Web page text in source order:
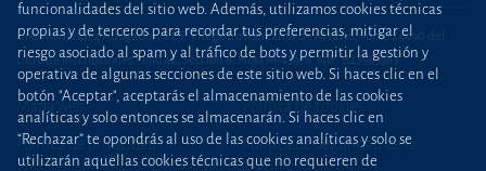
Uría Menéndez Abogados, S.L.P. | Registro Mercantil de Madrid, Tomo 24490 del
Libro de Inscripciones Folio 42, Sección 8, Hoja M-43976. NIF: B28563963
Mapa web Política de cookies
Política de privacidad
Política de Seguridad de la
funcionalidades del sitio web. Además, utilizamos cookies técnicas
propias y de terceros para recordar tus preferencias, mitigar el
riesgo asociado al spam y al tráfico de bots y permitir la gestión y
operativa de algunas secciones de este sitio web. Si haces clic en el
botón "Aceptar", aceptarás el almacenamiento de las cookies
analíticas y solo entonces se almacenarán. Si haces clic en
“Rechazar” te opondrás al uso de las cookies analíticas y solo se
utilizarán aquellas cookies técnicas que no requieren de